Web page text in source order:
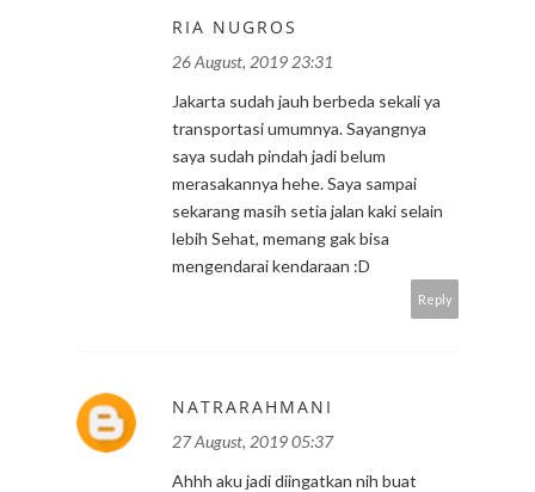
RIA NUGROS
26 August, 2019 23:31
Jakarta sudah jauh berbeda sekali ya
transportasi umumnya. Sayangnya
saya sudah pindah jadi belum
merasakannya hehe. Saya sampai
sekarang masih setia jalan kaki selain
lebih Sehat, memang gak bisa
mengendarai kendaraan :D
Reply
NATRARAHMANI
27 August, 2019 05:37
Ahhh aku jadi diingatkan nih buat